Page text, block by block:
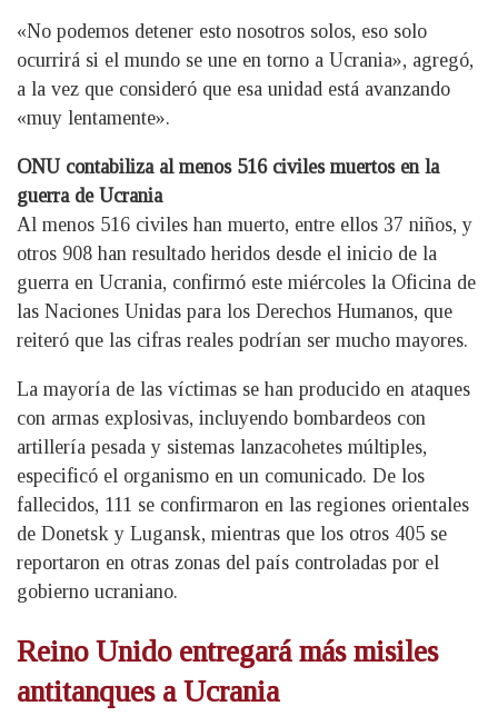
«No podemos detener esto nosotros solos, eso solo
ocurrirá si el mundo se une en torno a Ucrania», agregó,
a la vez que consideró que esa unidad está avanzando
«muy lentamente».
ONU contabiliza al menos 516 civiles muertos en la
guerra de Ucrania
Al menos 516 civiles han muerto, entre ellos 37 niños, y
otros 908 han resultado heridos desde el inicio de la
guerra en Ucrania, confirmó este miércoles la Oficina de
las Naciones Unidas para los Derechos Humanos, que
reiteró que las cifras reales podrían ser mucho mayores.
La mayoría de las víctimas se han producido en ataques
con armas explosivas, incluyendo bombardeos con
artillería pesada y sistemas lanzacohetes múltiples,
especificó el organismo en un comunicado. De los
fallecidos, 111 se confirmaron en las regiones orientales
de Donetsk y Lugansk, mientras que los otros 405 se
reportaron en otras zonas del país controladas por el
gobierno ucraniano.
Reino Unido entregará más misiles
antitanques a Ucrania